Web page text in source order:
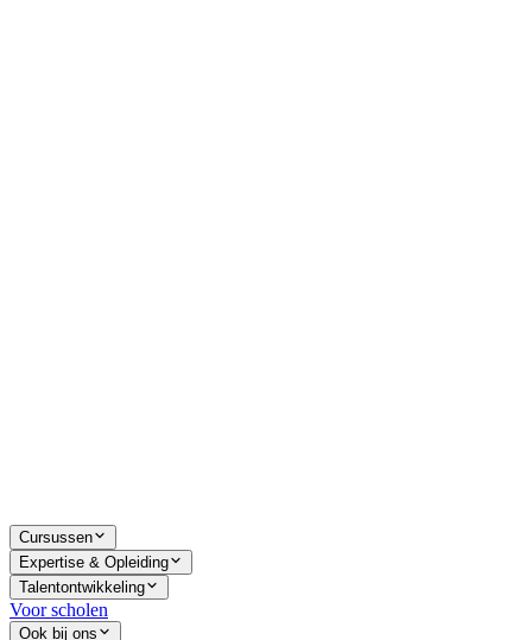
Cursussen
Expertise & Opleiding
Talentontwikkeling
Voor scholen
Ook bij ons